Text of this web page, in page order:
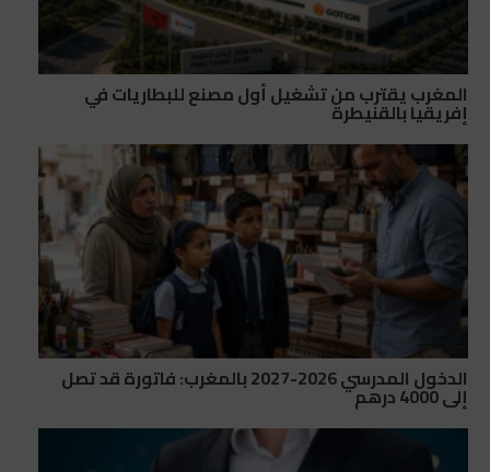
المغرب يقترب من تشغيل أول مصنع للبطاريات في
إفريقيا بالقنيطرة
الدخول المدرسي 2026-2027 بالمغرب: فاتورة قد تصل
إلى 4000 درهم